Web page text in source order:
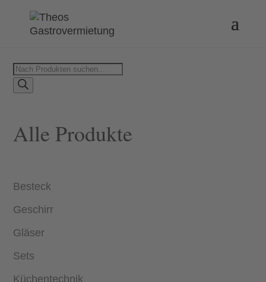
Products
search
Alle Produkte
Besteck
Geschirr
Gläser
Sets
Küchentechnik